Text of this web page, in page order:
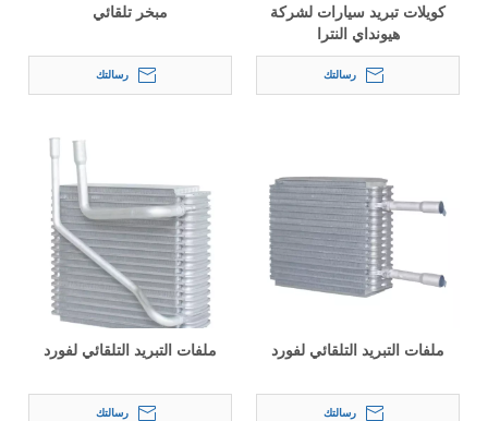
كويلات تبريد سيارات لشركة
هيونداي النترا
رسالتك
مبخر تلقائي
رسالتك
ملفات التبريد التلقائي لفورد
رسالتك
ملفات التبريد التلقائي لفورد
رسالتك